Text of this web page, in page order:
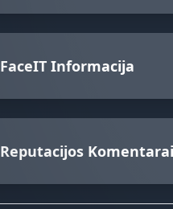
FaceIT Informacija
Reputacijos